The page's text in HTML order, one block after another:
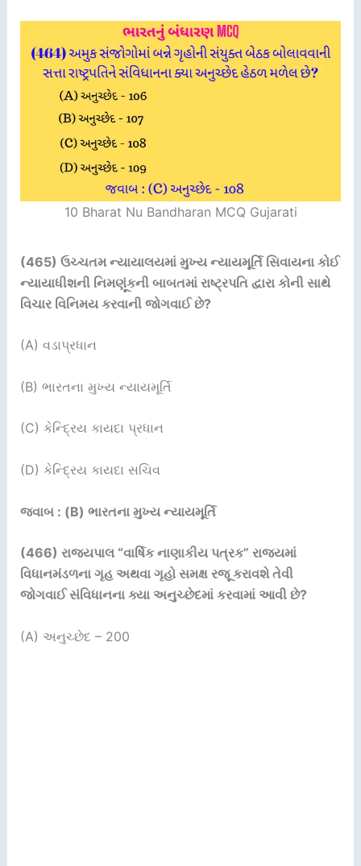
10 Bharat Nu Bandharan MCQ Gujarati
(465) ઉચ્ચતમ ન્યાયાલયમાં મુખ્ય ન્યાયમૂર્તિ સિવાયના કોઈ
ન્યાયાધીશની નિમણૂંકની બાબતમાં રાષ્ટ્રપતિ દ્વારા કોની સાથે
વિચાર વિનિમય કરવાની જોગવાઈ છે?
(A) વડાપ્રધાન
(B) ભારતના મુખ્ય ન્યાયમૂર્તિ
(C) કેન્દ્રિય કાયદા પ્રધાન
(D) કેન્દ્રિય કાયદા સચિવ
જવાબ : (B) ભારતના મુખ્ય ન્યાયમૂર્તિ
(466) રાજ્યપાલ “વાર્ષિક નાણાકીય પત્રક” રાજ્યમાં
વિધાનમંડળના ગૃહ અથવા ગૃહો સમક્ષ રજૂ કરાવશે તેવી
જોગવાઈ સંવિધાનના ક્યા અનુચ્છેદમાં કરવામાં આવી છે?
(A) અનુચ્છેદ – 200